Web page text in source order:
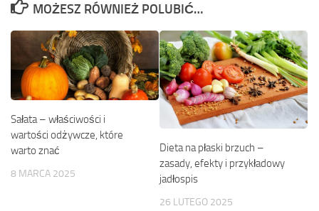
MOŻESZ RÓWNIEŻ POLUBIĆ…
Sałata – właściwości i
wartości odżywcze, które
warto znać
8 MARCA 2025
Dieta na płaski brzuch –
zasady, efekty i przykładowy
jadłospis
26 LUTEGO 2025